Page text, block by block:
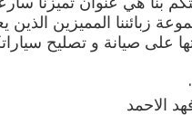
زبائننا المميزين
على صيانة و تصليح
الاحمد